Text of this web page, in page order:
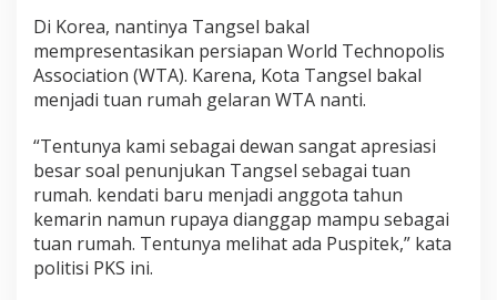
Di Korea, nantinya Tangsel bakal
mempresentasikan persiapan World Technopolis
Association (WTA). Karena, Kota Tangsel bakal
menjadi tuan rumah gelaran WTA nanti.
“Tentunya kami sebagai dewan sangat apresiasi
besar soal penunjukan Tangsel sebagai tuan
rumah. kendati baru menjadi anggota tahun
kemarin namun rupaya dianggap mampu sebagai
tuan rumah. Tentunya melihat ada Puspitek,” kata
politisi PKS ini.